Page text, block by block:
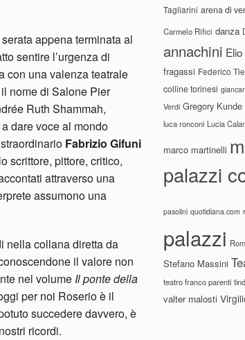
appena terminata al
sentire l’urgenza di
con una valenza teatrale
nome di Salone Pier
Ruth Shammah,
dare voce al mondo
Fabrizio Gifuni
scrittore, pittore, critico,
attraverso una
assumono una
nella collana diretta da
il valore non
nel volume Il ponte della
per noi Roserio è il
succedere davvero, è
ricordi.
Tagliarini arena di
Carmelo Rifici danza
annachini
fragassi Federico
colline torinesi
Verdi Gregory Kunde
luca ronconi Lucia
marco martinelli
palazzi
pasolini quotidiana.com
palazzi
Stefano Massini
teatro franco parenti
valter malosti